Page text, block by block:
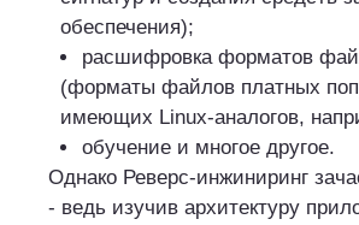
обеспечения);
расшифровка форматов
(форматы файлов платных
имеющих Linux-аналогов,
обучение и многое другое.
Однако Реверс-инжиниринг
- ведь изучив архитектуру